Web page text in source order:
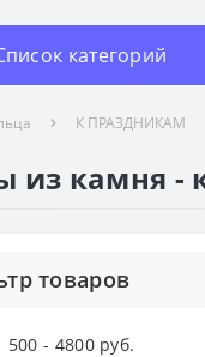
категорий
К ПРАЗДНИКАМ
из камня -
товаров
500 - 4800руб.